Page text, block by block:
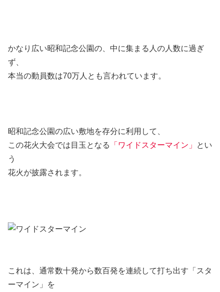
かなり広い昭和記念公園の、中に集まる人の人数に過ぎ
ず、
本当の動員数は70万人とも言われています。
昭和記念公園の広い敷地を存分に利用して、
この花火大会では目玉となる
「ワイドスターマイン」
とい
う
花火が披露されます。
これは、通常数十発から数百発を連続して打ち出す「スタ
ーマイン」を